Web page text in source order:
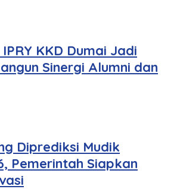
KKD Dumai Jadi
Sinergi Alumni dan
Diprediksi Mudik
Pemerintah Siapkan